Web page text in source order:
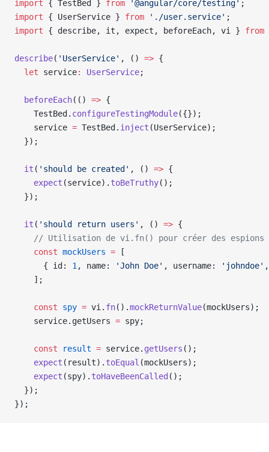
import { TestBed } from '@angular/core/testing' ;
import { UserService } from './user.service' ;
import { describe, it, expect, beforeEach, vi } from
describe( 'UserService' , () => {
  let
service: UserService;
  beforeEach
(() => {
    TestBed.
configureTestingModule({});
    service
= TestBed. inject (UserService);
  });
  it
( 'should be created' , () => {
    expect
(service). toBeTruthy();
  });
  it
( 'should return users' , () => {
    // Utilisation de vi.fn() pour créer des espions
    const
mockUsers = [
      { id:
1 , name: 'John Doe' , username: 'johndoe'
    ];
    const
spy = vi. fn().mockReturnValue(mockUsers);
    service.getUsers
= spy;
    const
result = service. getUsers ();
    expect
(result). toEqual (mockUsers);
    expect
(spy). toHaveBeenCalled ();
  });
});